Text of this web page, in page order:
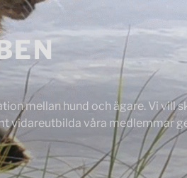
mellan hund och ägare. Vi vill
vidareutbilda våra medlemmar